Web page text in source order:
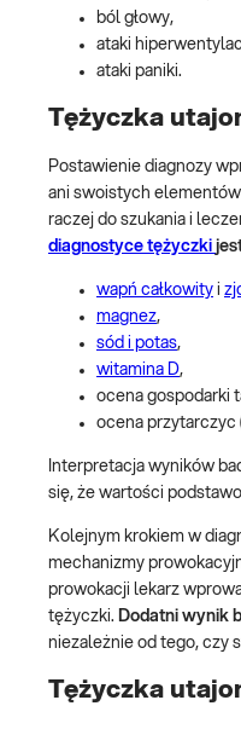
ból głowy,
ataki
ataki paniki.
Tężyczka
Postawienie diagnozy
ani swoistych elementów
raczej do szukania i
diagnostyce tężyczki
wapń całkowity i
magnez,
sód i potas,
witamina D,
ocena gospodarki
ocena przytarczyc
Interpretacja wyników
się, że wartości
Kolejnym krokiem w
mechanizmy
prowokacji lekarz
tężyczki. Dodatni wynik
niezależnie od tego, czy
Tężyczka